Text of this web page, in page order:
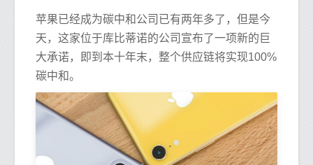
苹果已经成为碳中和公司已有两年多了，但是今
天，这家位于库比蒂诺的公司宣布了一项新的巨
大承诺，即到本十年末，整个供应链将实现100%
碳中和。